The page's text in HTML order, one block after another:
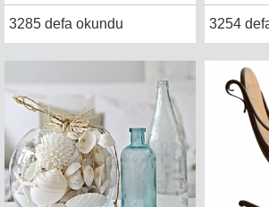
3285 defa okundu 3254